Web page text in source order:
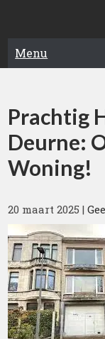
Menu
Prachtig
Deurne:
Woning!
20 maart 2025 |